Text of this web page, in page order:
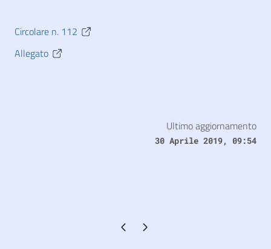
Circolare n. 112
Allegato
Ultimo aggiornamento
30 Aprile 2019, 09:54
Pagina precedente
Pagina successiva